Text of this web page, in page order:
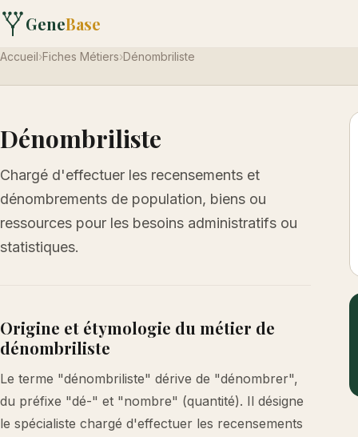
GeneBase
Accueil›Fiches Métiers›Dénombriliste
Dénombriliste
Chargé d'effectuer les recensements et
dénombrements de population, biens ou
ressources pour les besoins administratifs ou
statistiques.
Origine et étymologie du métier de
dénombriliste
Le terme "dénombriliste" dérive de "dénombrer",
du préfixe "dé-" et "nombre" (quantité). Il désigne
le spécialiste chargé d'effectuer les recensements